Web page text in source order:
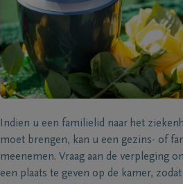
Indien u een familielid naar het
moet brengen, kan u een gezins- of
meenemen. Vraag aan de verpleging
een plaats te geven op de kamer,